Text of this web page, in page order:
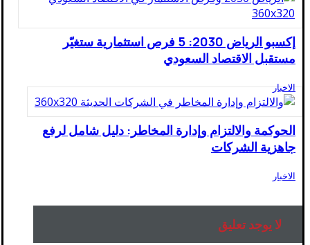
إكسبو الرياض 2030: 5 فرص استثمارية ستغيّر
مستقبل الاقتصاد السعودي
الاخبار
الحوكمة والالتزام وإدارة المخاطر: دليل شامل لرفع
جاهزية الشركات
الاخبار
لا يوجد تعليق